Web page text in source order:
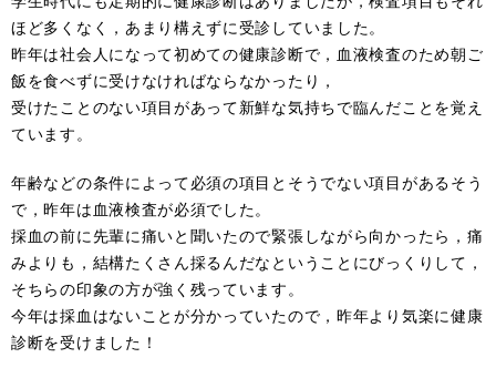
ほど多くなく，あまり構えずに受診していました。
昨年は社会人になって初めての健康診断で，血液検査のため朝ご
飯を食べずに受けなければならなかったり，
受けたことのない項目があって新鮮な気持ちで臨んだことを覚え
ています。
年齢などの条件によって必須の項目とそうでない項目があるそう
で，昨年は血液検査が必須でした。
採血の前に先輩に痛いと聞いたので緊張しながら向かったら，痛
みよりも，結構たくさん採るんだなということにびっくりして，
そちらの印象の方が強く残っています。
今年は採血はないことが分かっていたので，昨年より気楽に健康
診断を受けました！